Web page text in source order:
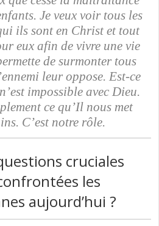
Je veux voir tous les
ils sont en Christ et tout
eux afin de vivre une vie
de surmonter tous
leur oppose. Est-ce
impossible avec Dieu.
ce qu’Il nous met
C’est notre rôle.
cruciales
les
aujourd’hui ?